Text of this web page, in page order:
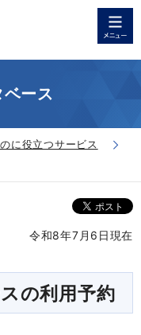
ース
に役立つサービス
令和8年7月6日現在
の利用予約